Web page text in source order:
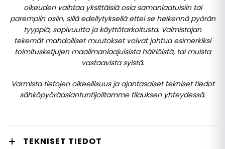
oikeuden vaihtaa yksittäisiä osia samanlaatuisiin tai
parempiin osiin, sillä edellytyksellä ettei se heikennä pyörän
tyyppiä, sopivuutta ja käyttötarkoitusta. Valmistajan
tekemät mahdolliset muutokset voivat johtua esimerkiksi
toimitusketjujen maailmanlaajuisista häiriöistä, tai muista
vastaavista syistä.
Varmista tietojen oikeellisuus ja ajantasaiset tekniset tiedot
sähköpyöräasiantuntijoiltamme tilauksen yhteydessä.
TEKNISET TIEDOT